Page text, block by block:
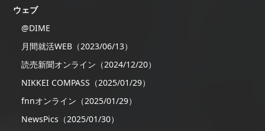
ウェブ
@DIME
月間就活WEB（2023/06/13）
読売新聞オンライン（2024/12/20）
NIKKEI COMPASS（2025/01/29）
fnnオンライン（2025/01/29）
NewsPics（2025/01/30）